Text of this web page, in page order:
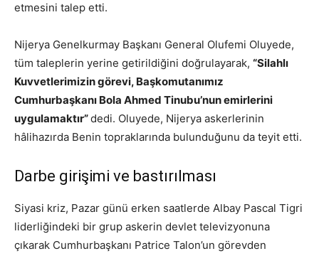
etmesini talep etti.
Nijerya Genelkurmay Başkanı General Olufemi Oluyede,
tüm taleplerin yerine getirildiğini doğrulayarak, “Silahlı
Kuvvetlerimizin görevi, Başkomutanımız
Cumhurbaşkanı Bola Ahmed Tinubu’nun emirlerini
uygulamaktır”dedi. Oluyede, Nijerya askerlerinin
hâlihazırda Benin topraklarında bulunduğunu da teyit etti.
Darbe girişimi ve bastırılması
Siyasi kriz, Pazar günü erken saatlerde Albay Pascal Tigri
liderliğindeki bir grup askerin devlet televizyonuna
çıkarak Cumhurbaşkanı Patrice Talon’un görevden